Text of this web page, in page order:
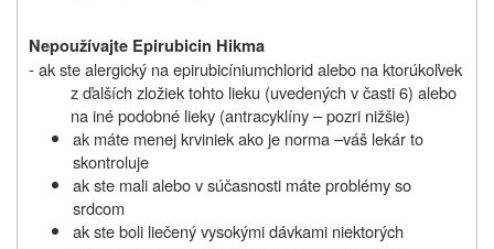
Nepoužívajte Epirubicin Hikma
- ak ste alergický na epirubicíniumchlorid alebo na ktorúkoľvek
z ďalších zložiek tohto lieku (uvedených v časti 6) alebo
na iné podobné lieky (antracyklíny – pozri nižšie)
ak máte menej krviniek ako je norma –váš lekár to
skontroluje
ak ste mali alebo v súčasnosti máte problémy so
srdcom
ak ste boli liečený vysokými dávkami niektorých